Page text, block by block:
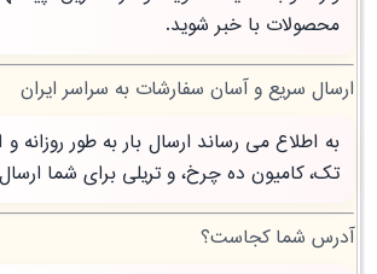
محصولات با خبر شوید.
ارسال سریع و آسان سفارشات به سراسر ایران
به اطلاع می رساند ارسال بار به طور روزانه
تک، کامیون ده چرخ، و تریلی برای شما
آدرس شما کجاست؟